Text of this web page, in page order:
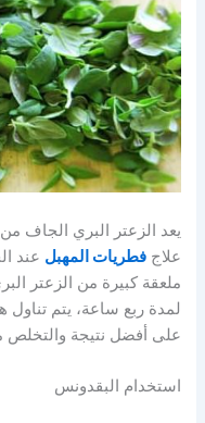
يعد الزعتر البري الجاف
علاجفطريات المهبل عند
ملعقة كبيرة من الزعتر
لمدة ربع ساعة، يتم
على أفضل نتيجة والتخلص
استخدام البقدونس